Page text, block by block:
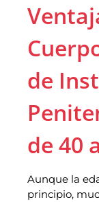
de
de 40
Aunque la
principio,